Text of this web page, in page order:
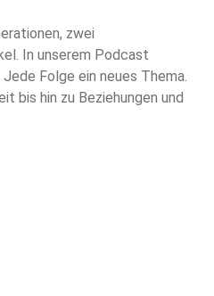
zwei
In unserem Podcast
Folge ein neues Thema.
bis hin zu Beziehungen und